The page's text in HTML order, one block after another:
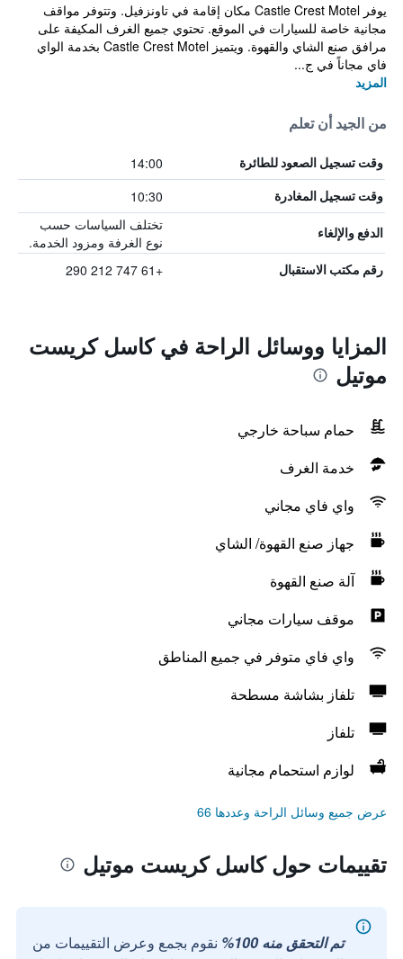
يوفر Castle Crest Motel مكان إقامة في تاونزفيل. وتتوفر مواقف
مجانية خاصة للسيارات في الموقع. تحتوي جميع الغرف المكيفة على
مرافق صنع الشاي والقهوة. ويتميز Castle Crest Motel بخدمة الواي
فاي مجاناً في ج...
المزيد
من الجيد أن تعلم
وقت تسجيل الصعود للطائرة 14:00
وقت تسجيل المغادرة 10:30
الدفع والإلغاء
تختلف السياسات حسب
نوع الغرفة ومزود الخدمة.
رقم مكتب الاستقبال +61 747 212 290
المزايا ووسائل الراحة في كاسل كريست
موتيل
حمام سباحة خارجي
خدمة الغرف
واي فاي مجاني
جهاز صنع القهوة/ الشاي
آلة صنع القهوة
موقف سيارات مجاني
واي فاي متوفر في جميع المناطق
تلفاز بشاشة مسطحة
تلفاز
لوازم استحمام مجانية
عرض جميع وسائل الراحة وعددها 66
تقييمات حول كاسل كريست موتيل
تم التحقق منه 100%
نقوم بجمع وعرض التقييمات من